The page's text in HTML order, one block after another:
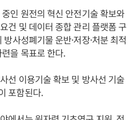
인 원전의 혁신 안전기술 확보와
건 및 데이터 종합 관리 플랫폼 구
사성폐기물 운반·저장·처분 최적
을 목표로 한다.
선 이용기술 확보 및 방사선 기술
포함된다.